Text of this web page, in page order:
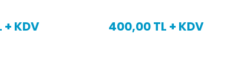
+ KDV 400,00 TL + KDV